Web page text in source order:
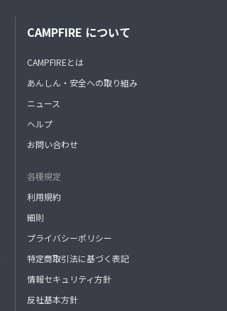
CAMPFIRE について
CAMPFIREとは
あんしん・安全への取り組み
ニュース
ヘルプ
お問い合わせ
各種規定
利用規約
細則
プライバシーポリシー
特定商取引法に基づく表記
情報セキュリティ方針
反社基本方針